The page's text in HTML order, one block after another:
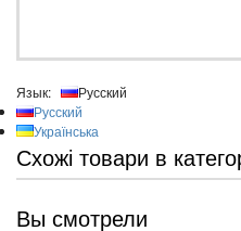
Язык:
Русский
Русский
Українська
Схожі товари в
Вы смотрели